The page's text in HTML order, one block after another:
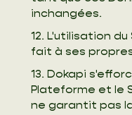
inchangées.
12. L'utilisation
fait à ses
13. Dokapi
Plateforme et le
ne garantit pas